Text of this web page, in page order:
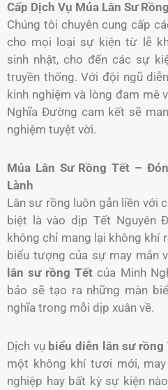
Cấp Dịch Vụ Múa Lân Sư
Chúng tôi chuyên cung cấp
cho mọi loại sự kiện từ lễ
sinh nhật, cho đến các sự
truyền thống. Với đội ngũ
kinh nghiệm và lòng đam mê
Nghĩa Đường cam kết sẽ
nghiệm tuyệt vời.
Múa Lân Sư Rồng Tết –
Lành
Lân sư rồng luôn gắn liền với
biệt là vào dịp Tết Nguyên
không chỉ mang lại không khí
biểu tượng của sự may mắn
lân sư rồng Tết của Minh
bảo sẽ tạo ra những màn
nghĩa trong mỗi dịp xuân về.
Dịch vụ biểu diễn lân sư rồng
một không khí tươi mới,
nghiệp hay bất kỳ sự kiện